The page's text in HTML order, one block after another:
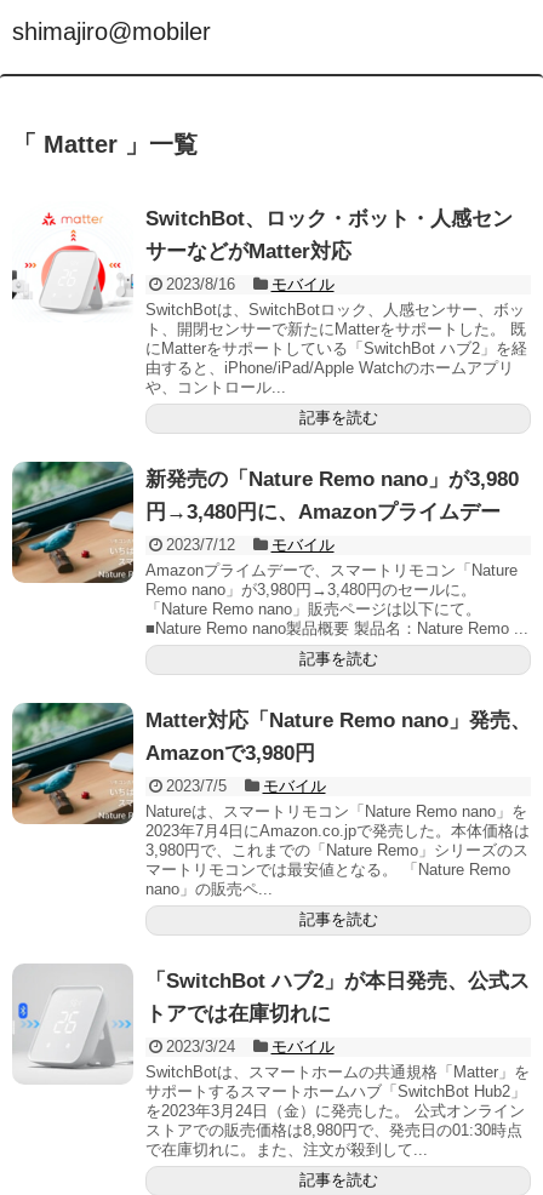
shimajiro@mobiler
「 Matter 」一覧
SwitchBot、ロック・ボット・人感セン
サーなどがMatter対応
2023/8/16
モバイル
SwitchBotは、SwitchBotロック、人感センサー、ボッ
ト、開閉センサーで新たにMatterをサポートした。 既
にMatterをサポートしている「SwitchBot ハブ2」を経
由すると、iPhone/iPad/Apple Watchのホームアプリ
や、コントロール...
記事を読む
新発売の「Nature Remo nano」が3,980
円→3,480円に、Amazonプライムデー
2023/7/12
モバイル
Amazonプライムデーで、スマートリモコン「Nature
Remo nano」が3,980円→3,480円のセールに。
「Nature Remo nano」販売ページは以下にて。
■Nature Remo nano製品概要 製品名：Nature Remo ...
記事を読む
Matter対応「Nature Remo nano」発売、
Amazonで3,980円
2023/7/5
モバイル
Natureは、スマートリモコン「Nature Remo nano」を
2023年7月4日にAmazon.co.jpで発売した。本体価格は
3,980円で、これまでの「Nature Remo」シリーズのス
マートリモコンでは最安値となる。 「Nature Remo
nano」の販売ペ...
記事を読む
「SwitchBot ハブ2」が本日発売、公式ス
トアでは在庫切れに
2023/3/24
モバイル
SwitchBotは、スマートホームの共通規格「Matter」を
サポートするスマートホームハブ「SwitchBot Hub2」
を2023年3月24日（金）に発売した。 公式オンライン
ストアでの販売価格は8,980円で、発売日の01:30時点
で在庫切れに。また、注文が殺到して...
記事を読む